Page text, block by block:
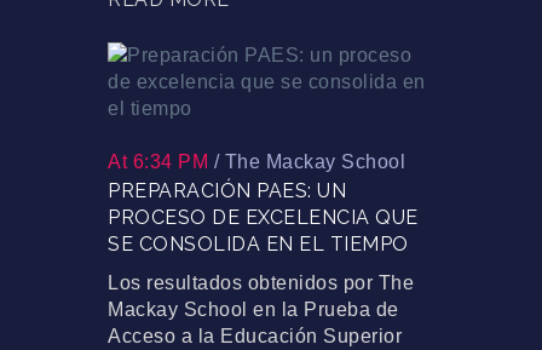
At 6:34 PM / The Mackay School
PREPARACIÓN PAES: UN
PROCESO DE EXCELENCIA QUE
SE CONSOLIDA EN EL TIEMPO
Los resultados obtenidos por The
Mackay School en la Prueba de
Acceso a la Educación Superior